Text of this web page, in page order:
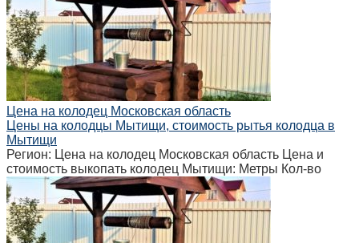
Цена на колодец Московская область
Цены на колодцы Мытищи, стоимость рытья колодца в
Мытищи
Регион: Цена на колодец Московская область Цена и
стоимость выкопать колодец Мытищи: Метры Кол-во